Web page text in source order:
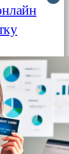
Фінанси IN UA